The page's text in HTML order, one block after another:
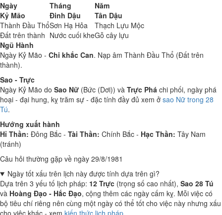
Ngày
Tháng
Năm
Kỷ Mão
Đinh Dậu
Tân Dậu
Thành Đầu ThổSơn Hạ Hỏa
Thạch Lựu Mộc
Đất trên thành Nước cuối kheGỗ cây lựu
Ngũ Hành
Ngày Kỷ Mão - Chi khắc Can. Nạp âm Thành Đầu Thổ (Đất trên
thành).
Sao - Trực
Ngày Kỷ Mão do Sao Nữ (Bức (Dơi)) và Trực Phá chi phối, ngày phá
hoại - đại hung, kỵ trăm sự - đặc tính đầy đủ xem ở sao Nữ trong 28
Tú.
Hướng xuất hành
Hỉ Thần: Đông Bắc - Tài Thần: Chính Bắc - Hạc Thần: Tây Nam
(tránh)
Câu hỏi thường gặp về ngày 29/8/1981
Ngày tốt xấu trên lịch này được tính dựa trên gì?
Dựa trên 3 yếu tố lịch pháp: 12 Trực (trọng số cao nhất), Sao 28 Tú
và Hoàng Đạo - Hắc Đạo, cộng thêm các ngày cấm kỵ. Mỗi việc có
bộ tiêu chí riêng nên cùng một ngày có thể tốt cho việc này nhưng xấu
cho việc khác - xem kiến thức lịch pháp.